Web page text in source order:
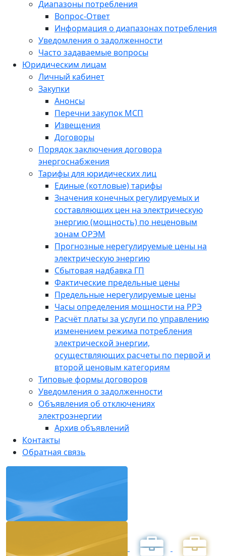
Диапазоны потребления
Вопрос-Ответ
Информация о диапазонах потребления
Уведомления о задолженности
Часто задаваемые вопросы
Юридическим лицам
Личный кабинет
Закупки
Анонсы
Перечни закупок МСП
Извещения
Договоры
Порядок заключения договора
энергоснабжения
Тарифы для юридических лиц
Единые (котловые) тарифы
Значения конечных регулируемых и
составляющих цен на электрическую
энергию (мощность) по неценовым
зонам ОРЭМ
Прогнозные нерегулируемые цены на
электрическую энергию
Сбытовая надбавка ГП
Фактические предельные цены
Предельные нерегулируемые цены
Часы определения мощности на РРЭ
Расчёт платы за услуги по управлению
изменением режима потребления
электрической энергии,
осуществляющих расчеты по первой и
второй ценовым категориям
Типовые формы договоров
Уведомления о задолженности
Объявления об отключениях
электроэнергии
Архив объявлений
Контакты
Обратная связь